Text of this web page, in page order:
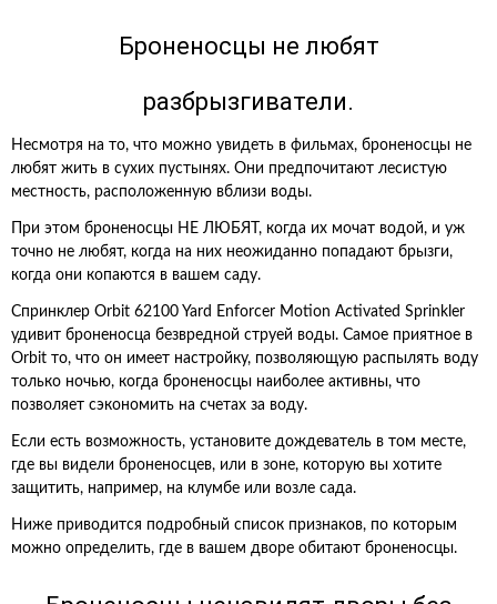
Броненосцы не любят
разбрызгиватели.
Несмотря на то, что можно увидеть в фильмах, броненосцы не
любят жить в сухих пустынях. Они предпочитают лесистую
местность, расположенную вблизи воды.
При этом броненосцы НЕ ЛЮБЯТ, когда их мочат водой, и уж
точно не любят, когда на них неожиданно попадают брызги,
когда они копаются в вашем саду.
Спринклер Orbit 62100 Yard Enforcer Motion Activated Sprinkler
удивит броненосца безвредной струей воды. Самое приятное в
Orbit то, что он имеет настройку, позволяющую распылять воду
только ночью, когда броненосцы наиболее активны, что
позволяет сэкономить на счетах за воду.
Если есть возможность, установите дождеватель в том месте,
где вы видели броненосцев, или в зоне, которую вы хотите
защитить, например, на клумбе или возле сада.
Ниже приводится подробный список признаков, по которым
можно определить, где в вашем дворе обитают броненосцы.